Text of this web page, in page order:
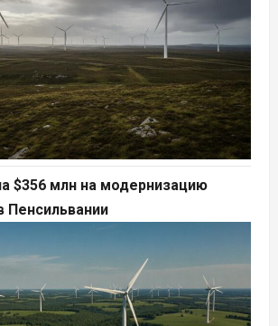
$356 млн на модернизацию
Пенсильвании